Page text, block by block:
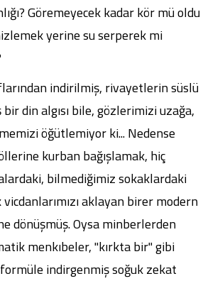
Göremeyecek kadar kör mü oldu
yerine su serperek mi
indirilmiş, rivayetlerin süslü
bir din algısı bile, gözlerimizi uzağa,
öğütlemiyor ki... Nedense
kurban bağışlamak, hiç
bilmediğimiz sokaklardaki
aklayan birer modern
dönüşmüş. Oysa minberlerden
menkıbeler, "kırkta bir" gibi
indirgenmiş soğuk zekat